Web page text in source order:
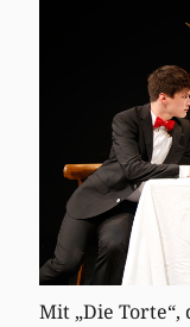
Mit „Die